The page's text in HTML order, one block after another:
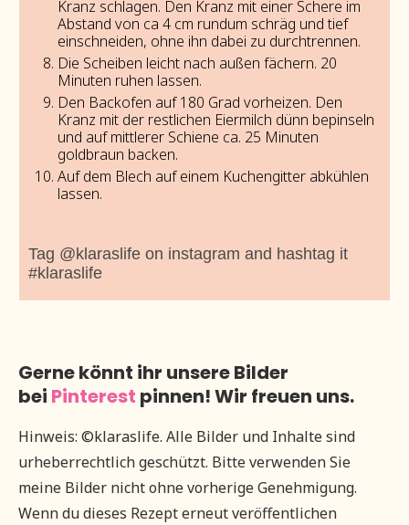
Kranz schlagen. Den Kranz mit einer Schere im
Abstand von ca 4 cm rundum schräg und tief
einschneiden, ohne ihn dabei zu durchtrennen.
Die Scheiben leicht nach außen fächern. 20
Minuten ruhen lassen.
Den Backofen auf 180 Grad vorheizen. Den
Kranz mit der restlichen Eiermilch dünn bepinseln
und auf mittlerer Schiene ca. 25 Minuten
goldbraun backen.
Auf dem Blech auf einem Kuchengitter abkühlen
lassen.
Tag @klaraslife on instagram and hashtag it
#klaraslife
Gerne könnt ihr unsere Bilder
bei Pinterest pinnen! Wir freuen uns.
Hinweis: ©klaraslife. Alle Bilder und Inhalte sind
urheberrechtlich geschützt. Bitte verwenden Sie
meine Bilder nicht ohne vorherige Genehmigung.
Wenn du dieses Rezept erneut veröffentlichen